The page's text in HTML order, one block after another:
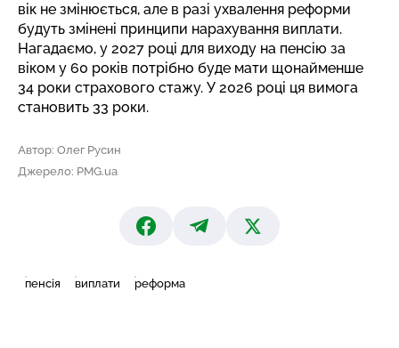
вік не змінюється, але в разі ухвалення реформи
будуть змінені принципи нарахування виплати.
Нагадаємо, у 2027 році для виходу на пенсію за
віком у 60 років потрібно буде мати щонайменше
34 роки страхового стажу. У 2026 році ця вимога
становить 33 роки.
Автор: Олег Русин
Джерело: PMG.ua
пенсія виплати реформа